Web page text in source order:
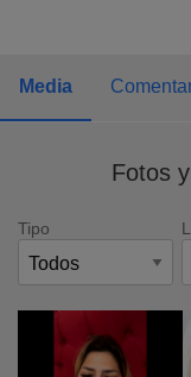
Media
Fotos
Tipo